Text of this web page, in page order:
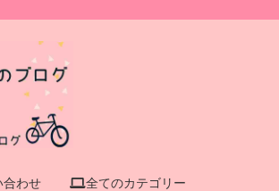
合わせ 全てのカテゴリー